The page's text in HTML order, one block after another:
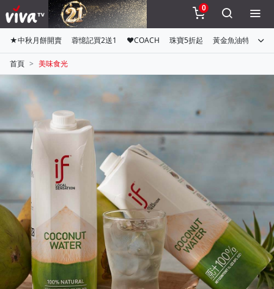
0
★中秋月餅開賣 蓉憶記買2送1 ♥COACH 珠寶5折起 黃金魚油特惠組
首頁 美味食光